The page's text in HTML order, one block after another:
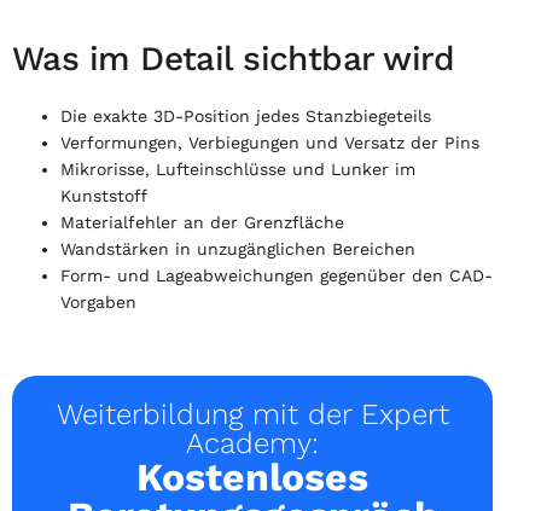
Was im Detail sichtbar wird
Die exakte 3D-Position jedes Stanzbiegeteils
Verformungen, Verbiegungen und Versatz der Pins
Mikrorisse, Lufteinschlüsse und Lunker im
Kunststoff
Materialfehler an der Grenzfläche
Wandstärken in unzugänglichen Bereichen
Form- und Lageabweichungen gegenüber den CAD-
Vorgaben
Weiterbildung mit der Expert
Academy:
Kostenloses